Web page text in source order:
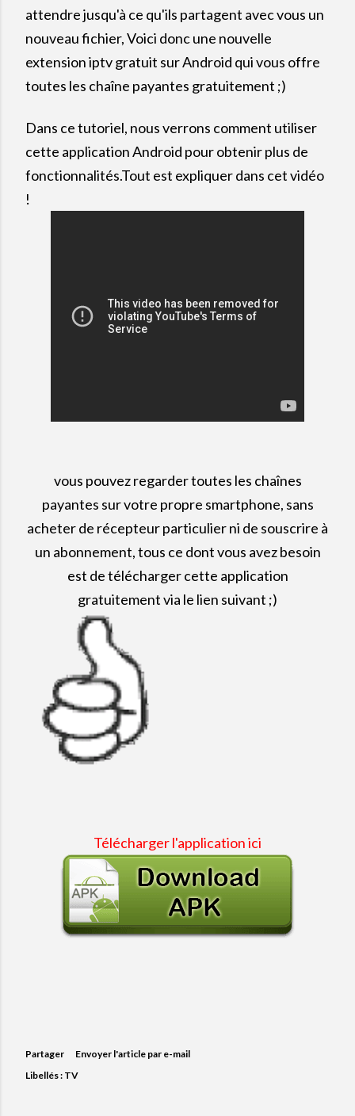
attendre jusqu'à ce qu'ils partagent avec vous un
nouveau fichier,Voici donc une nouvelle
extensioniptvgratuit surAndroid qui vous offre
toutes les chaîne payantes gratuitement ;)
Dans ce tutoriel, nous verrons comment utiliser
cette application Android pour obtenir plus de
fonctionnalités.Tout est expliquer dans cet vidéo
!
vous pouvez regarder toutes les chaînes
payantes sur votre propre smartphone, sans
acheter de récepteur particulier ni de souscrire à
un abonnement, tous ce dont vous avez besoin
est de télécharger cette application
gratuitement via le lien suivant ;)
Télécharger l'application ici
Partager
Envoyer l'article par e-mail
Libellés : TV